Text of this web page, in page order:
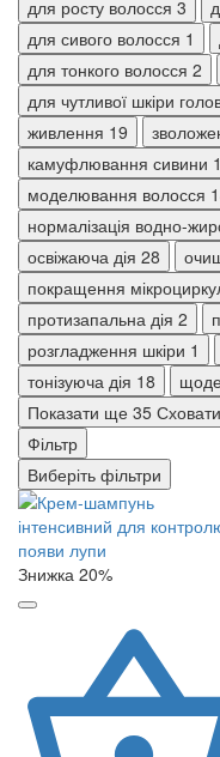
для росту волосся 3
для сивого волосся 1
для тонкого волосся 2
для чутливої шкіри
живлення 19
камуфлювання сивини 1
моделювання волосся
нормалізація водно-
освіжаюча дія 28
покращення
протизапальна дія 2
розгладження шкіри 1
тонізуюча дія 18
Показати ще 35 Сховати
Фільтр
Виберіть фільтри
Знижка 20%